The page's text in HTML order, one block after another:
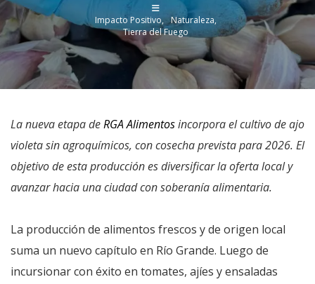
Impacto Positivo
Naturaleza
Tierra del Fuego
La nueva etapa deRGA Alimentosincorpora el cultivo de ajo
violeta sin agroquímicos, con cosecha prevista para 2026. El
objetivo de esta producción es diversificar la oferta local y
avanzar hacia una ciudad con soberanía alimentaria.
La producción de alimentos frescos y de origen local
suma un nuevo capítulo en Río Grande. Luego de
incursionar con éxito en tomates, ajíes y ensaladas